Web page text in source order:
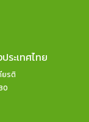
ระเทศไทย
ยรติ